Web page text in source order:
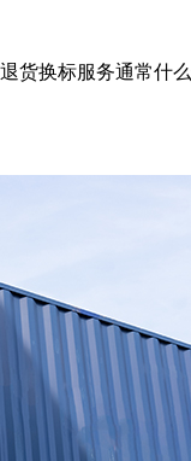
货换标服务通常什